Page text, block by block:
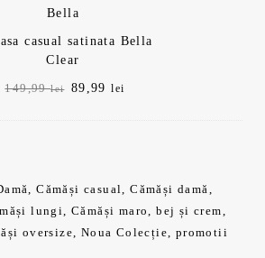
casual satinata Bella
Clear
149,99lei
Prețul
89,99lei
,Cămăși casual,Cămăși damă,
lungi,Cămăși maro, bej și crem,
oversize, Noua Colecție, promotii